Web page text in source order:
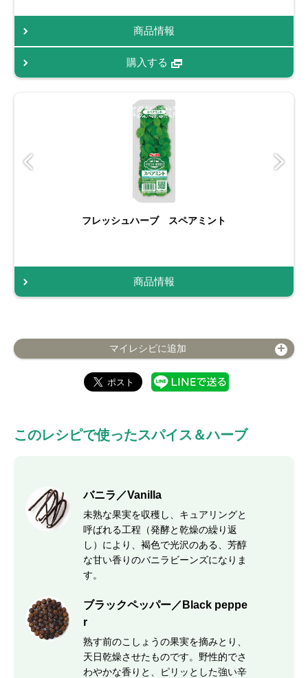
商品情報
購入する
フレッシュハーブ スペアミント
商品情報
マイレシピに追加
このレシピで使ったスパイス＆ハーブ
バニラ／Vanilla
未熟な果実を収穫し、キュアリングと
呼ばれる工程（発酵と乾燥の繰り返
し）により、褐色で光沢のある、芳醇
な甘い香りのバニラビーンズになりま
す。
ブラックペッパー／Black peppe
r
熟す前のこしょうの果実を摘みとり、
天日乾燥させたものです。野性的でさ
わやかな香りと、ピリッとした強い辛